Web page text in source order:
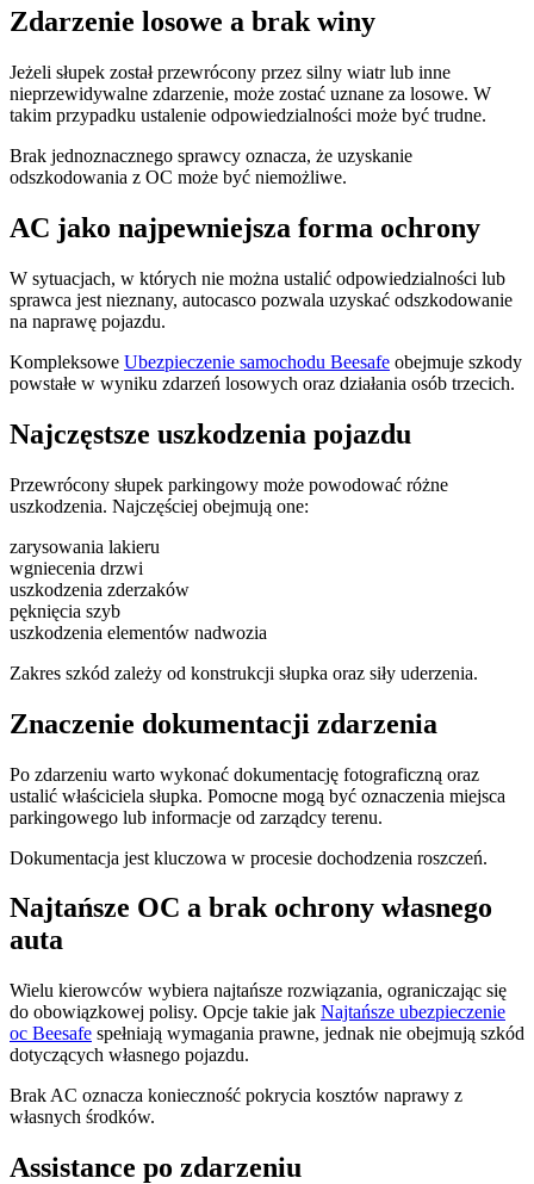
Zdarzenie losowe a brak winy
Jeżeli słupek został przewrócony przez silny wiatr lub inne
nieprzewidywalne zdarzenie, może zostać uznane za losowe. W
takim przypadku ustalenie odpowiedzialności może być trudne.
Brak jednoznacznego sprawcy oznacza, że uzyskanie
odszkodowania z OC może być niemożliwe.
AC jako najpewniejsza forma ochrony
W sytuacjach, w których nie można ustalić odpowiedzialności lub
sprawca jest nieznany, autocasco pozwala uzyskać odszkodowanie
na naprawę pojazdu.
Kompleksowe Ubezpieczenie samochodu Beesafe obejmuje szkody
powstałe w wyniku zdarzeń losowych oraz działania osób trzecich.
Najczęstsze uszkodzenia pojazdu
Przewrócony słupek parkingowy może powodować różne
uszkodzenia. Najczęściej obejmują one:
zarysowania lakieru
wgniecenia drzwi
uszkodzenia zderzaków
pęknięcia szyb
uszkodzenia elementów nadwozia
Zakres szkód zależy od konstrukcji słupka oraz siły uderzenia.
Znaczenie dokumentacji zdarzenia
Po zdarzeniu warto wykonać dokumentację fotograficzną oraz
ustalić właściciela słupka. Pomocne mogą być oznaczenia miejsca
parkingowego lub informacje od zarządcy terenu.
Dokumentacja jest kluczowa w procesie dochodzenia roszczeń.
Najtańsze OC a brak ochrony własnego
auta
Wielu kierowców wybiera najtańsze rozwiązania, ograniczając się
do obowiązkowej polisy. Opcje takie jak Najtańsze ubezpieczenie
oc Beesafe spełniają wymagania prawne, jednak nie obejmują szkód
dotyczących własnego pojazdu.
Brak AC oznacza konieczność pokrycia kosztów naprawy z
własnych środków.
Assistance po zdarzeniu